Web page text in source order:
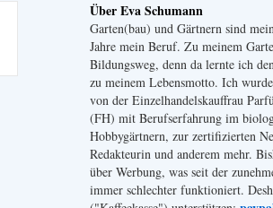
Über Eva Schumann
Garten(bau) und Gärtnern sind
Jahre mein Beruf. Zu meinem
Bildungsweg, denn da lernte ich
zu meinem Lebensmotto. Ich
von der Einzelhandelskauffrau
(FH) mit Berufserfahrung im
Hobbygärtnern, zur zertifizierten
Redakteurin und anderem mehr.
über Werbung, was seit der
immer schlechter funktioniert.